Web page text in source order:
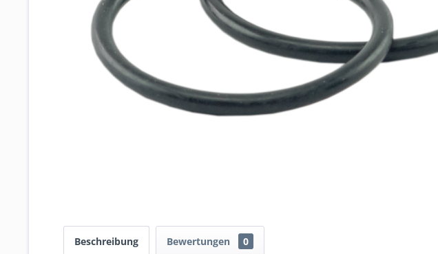
Beschreibung Bewertungen 0